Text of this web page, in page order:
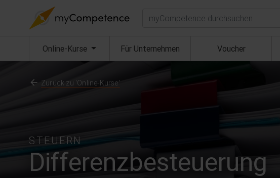
Suchen
Online-Kurse (aktuell) Für Unternehmen Voucher
STEUERN
Differenzbesteuerung
Zurück zu 'Online-Kurse'